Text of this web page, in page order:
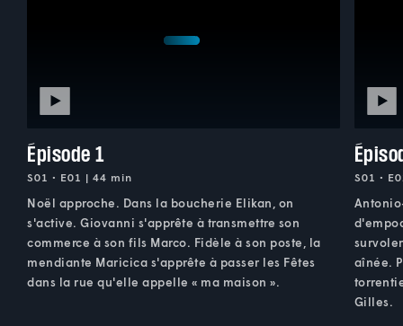
Épisode 1
S01 • E01 | 44 min
Noël approche. Dans la boucherie Elikan, on
s'active. Giovanni s'apprête à transmettre son
commerce à son fils Marco. Fidèle à son poste, la
mendiante Maricica s'apprête à passer les Fêtes
dans la rue qu'elle appelle « ma maison ».
S01 •
aînée.
Gilles.